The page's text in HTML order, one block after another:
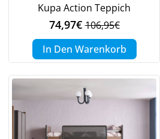
Kupa Action Teppich
106,95€
Preis
war:
106,95€
74,97€Aktueller
Preis
ist:
74,97€.
In Den Warenkorb